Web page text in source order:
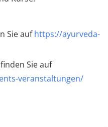
Sie aufhttps://ayurveda-
Sie auf
veranstaltungen/